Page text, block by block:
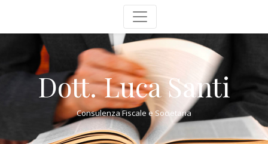
Dott. Luca Santi
Consulenza Fiscale e Societaria